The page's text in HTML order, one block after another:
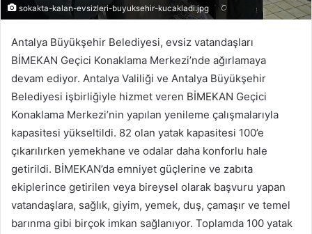
sokakta-kalan-evsizleri-buyuksehir-kucakladi.jpg
Antalya Büyükşehir Belediyesi, evsiz vatandaşları
BİMEKAN Geçici Konaklama Merkezi’nde ağırlamaya
devam ediyor. Antalya Valiliği ve Antalya Büyükşehir
Belediyesi işbirliğiyle hizmet veren BİMEKAN Geçici
Konaklama Merkezi’nin yapılan yenileme çalışmalarıyla
kapasitesi yükseltildi. 82 olan yatak kapasitesi 100’e
çıkarılırken yemekhane ve odalar daha konforlu hale
getirildi. BİMEKAN’da emniyet güçlerine ve zabıta
ekiplerince getirilen veya bireysel olarak başvuru yapan
vatandaşlara, sağlık, giyim, yemek, duş, çamaşır ve temel
barınma gibi birçok imkan sağlanıyor. Toplamda 100 yatak